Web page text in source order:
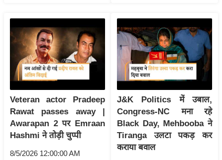
ण
स
सा
म
क
मा
तृ
भू
मि
Veteran actor Pradeep
Rawat passes away |
Awarapan 2 पर Emraan
Hashmi ने तोड़ी चुप्पी
8/5/2026 12:00:00 AM
J&K Politics में उबाल,
Congress-NC मना रहे
Black Day, Mehbooba ने
Tiranga उलटा पकड़ कर
कराया बवाल